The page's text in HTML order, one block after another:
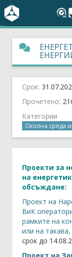
За БСК
На фокус
Актуално
Социален диалог
Арбитражен
Членове
Стани член
Срок:
Прочетено:
Категории
Околна среда и
Проекти за
на
обсъждане:
Проект на
ВиК
рамките на
или на
срок до